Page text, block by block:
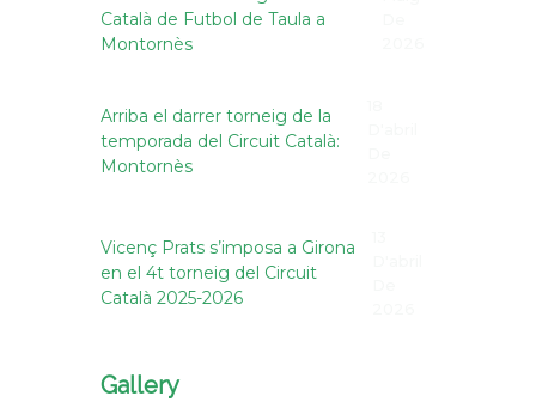
Català de Futbol de Taula a
Montornès
Arriba el darrer torneig de la
temporada del Circuit Català:
Montornès
Vicenç Prats s’imposa a Girona
en el 4t torneig del Circuit
Català 2025-2026
Gallery